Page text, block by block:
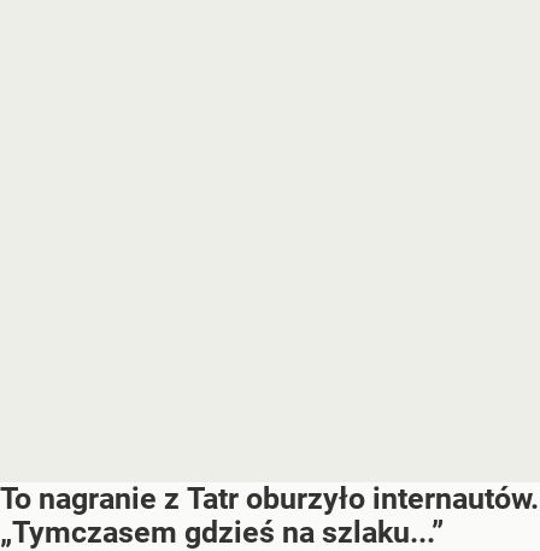
To nagranie z Tatr oburzyło internautów.
„Tymczasem gdzieś na szlaku...”